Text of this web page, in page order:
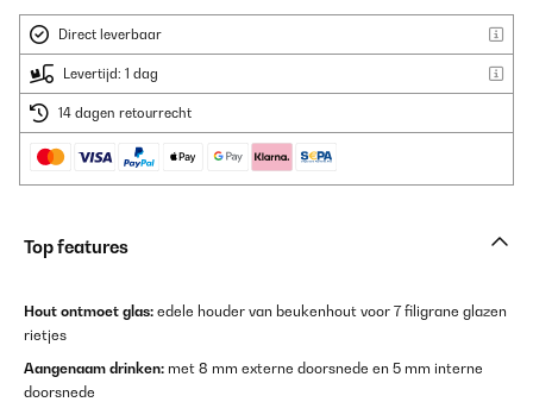
Direct leverbaar
Levertijd: 1 dag
14 dagen retourrecht
Top features
Hout ontmoet glas: edele houder van beukenhout voor 7 filigrane glazen
rietjes
Aangenaam drinken: met 8 mm externe doorsnede en 5 mm interne
doorsnede